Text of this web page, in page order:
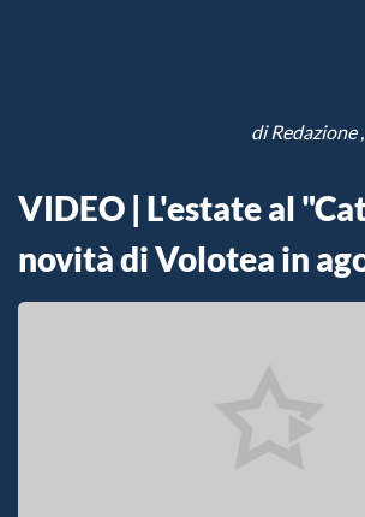
diRedazione
VIDEO | L'estate al
novità di Volotea in